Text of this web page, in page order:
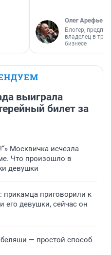
Олег Арефьев
Блогер,
владелец в
бизнесе
выиграла
билет за
Москвичка исчезла
Что произошло в
девушки
прикамца приговорили к
его девушки, сейчас он
— простой способ